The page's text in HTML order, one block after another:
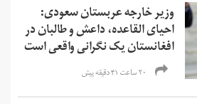
وزیر خارجه عربستان سعودی:
احیای القاعده،‌ داعش و طالبان در
افغانستان یک نگرانی واقعی است
۲۰ ساعت ۴۱ دقیقه پیش